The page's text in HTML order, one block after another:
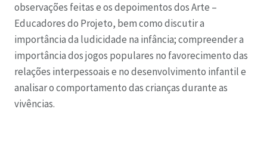
observações feitas e os depoimentos dos Arte –
Educadores do Projeto, bem como discutir a
importância da ludicidade na infância; compreender a
importância dos jogos populares no favorecimento das
relações interpessoais e no desenvolvimento infantil e
analisar o comportamento das crianças durante as
vivências.